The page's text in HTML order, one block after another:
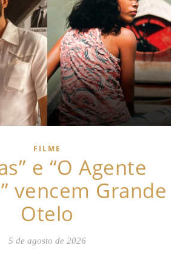
FILME
e “O Agente
vencem Grande
Otelo
5 de agosto de 2026